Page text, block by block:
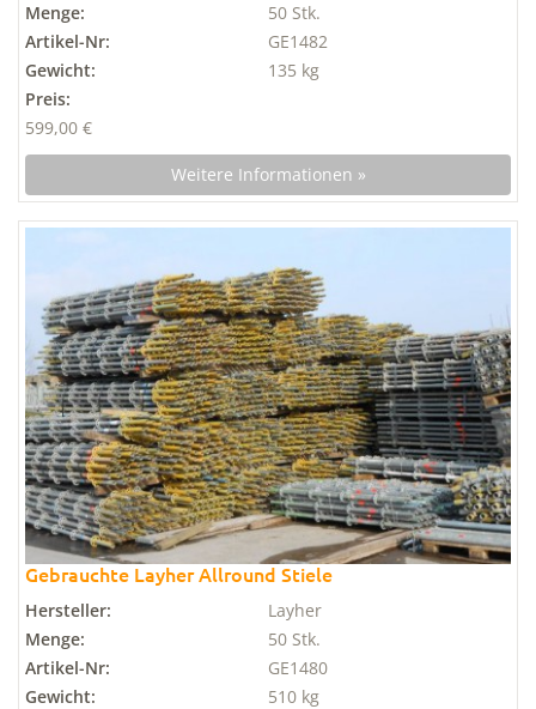
Menge:
50 Stk.
Artikel-Nr:
GE1482
Gewicht:
135 kg
Preis:
599,00 €
Weitere Informationen »
Gebrauchte Layher Allround Stiele
Hersteller:
Layher
Menge:
50 Stk.
Artikel-Nr:
GE1480
Gewicht:
510 kg